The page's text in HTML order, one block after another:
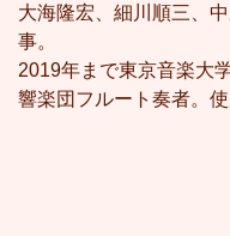
大海隆宏、細川順三、
事。
2019年まで東京音楽大
響楽団フルート奏者。